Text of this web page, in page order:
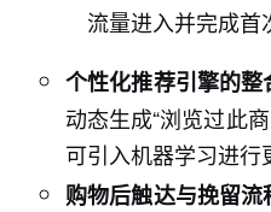
流量进入并完成
个性化推荐引擎的整
动态生成“浏览过此
可引入机器学习进行
购物后触达与挽留流